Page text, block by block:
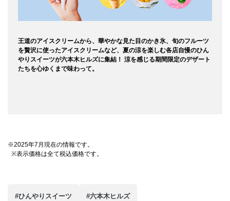
王道のアイスクリームから、華やかな見た目のかき氷、旬のフルーツ
を贅沢に使ったアイスクリームなど、夏の涼を楽しむ各店自慢のひん
やりスイーツが六本木ヒルズに集結！ 涼を感じる期間限定のデザート
たちを心ゆくまで味わって。
※2025年7月現在の情報です。
※表示価格は全て税込価格です。
#ひんやりスイーツ #六本木ヒルズ